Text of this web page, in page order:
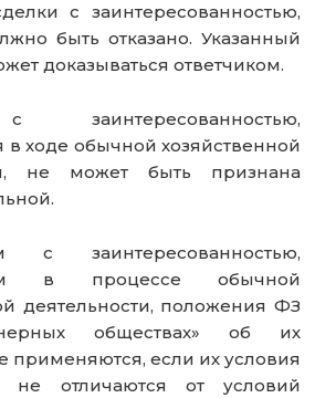
с заинтересованностью,
быть отказано. Указанный
доказываться ответчиком.
ходе обычной хозяйственной
не может быть признана
заинтересованностью,
в процессе обычной
деятельности, положения ФЗ
обществах» об их
применяются, если их условия
не отличаются от условий